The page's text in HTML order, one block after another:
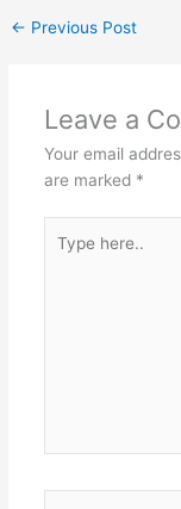
← Previous Post
Leave a
Your email
are marked *
here..